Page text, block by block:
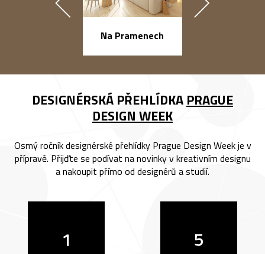
Na Pramenech
DESIGNÉRSKÁ PŘEHLÍDKA PRAGUE
DESIGN WEEK
Osmý ročník designérské přehlídky Prague Design Week je v
přípravě. Přijďte se podívat na novinky v kreativním designu
a nakoupit přímo od designérů a studií.
1 5